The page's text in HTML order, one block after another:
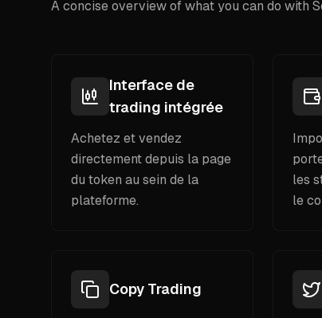
A concise overview of what you can do with
Interface de
trading intégrée
Achetez et vendez
directement depuis la page
du token au sein de la
plateforme.
les
le
Copy Trading